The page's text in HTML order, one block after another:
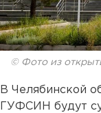
© Фото из
В Челябинской
ГУФСИН будут